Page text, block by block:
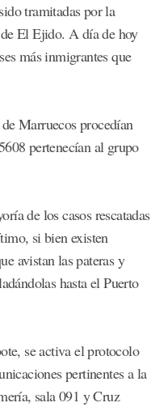
tramitadas por la
El Ejido. A día de hoy
más inmigrantes que
Marruecos procedían
pertenecían al grupo
de los casos rescatadas
si bien existen
avistan las pateras y
hasta el Puerto
se activa el protocolo
pertinentes a la
sala 091 y Cruz